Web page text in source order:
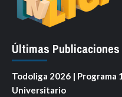
Últimas Publicaciones
Todoliga 2026 | Programa
Universitario